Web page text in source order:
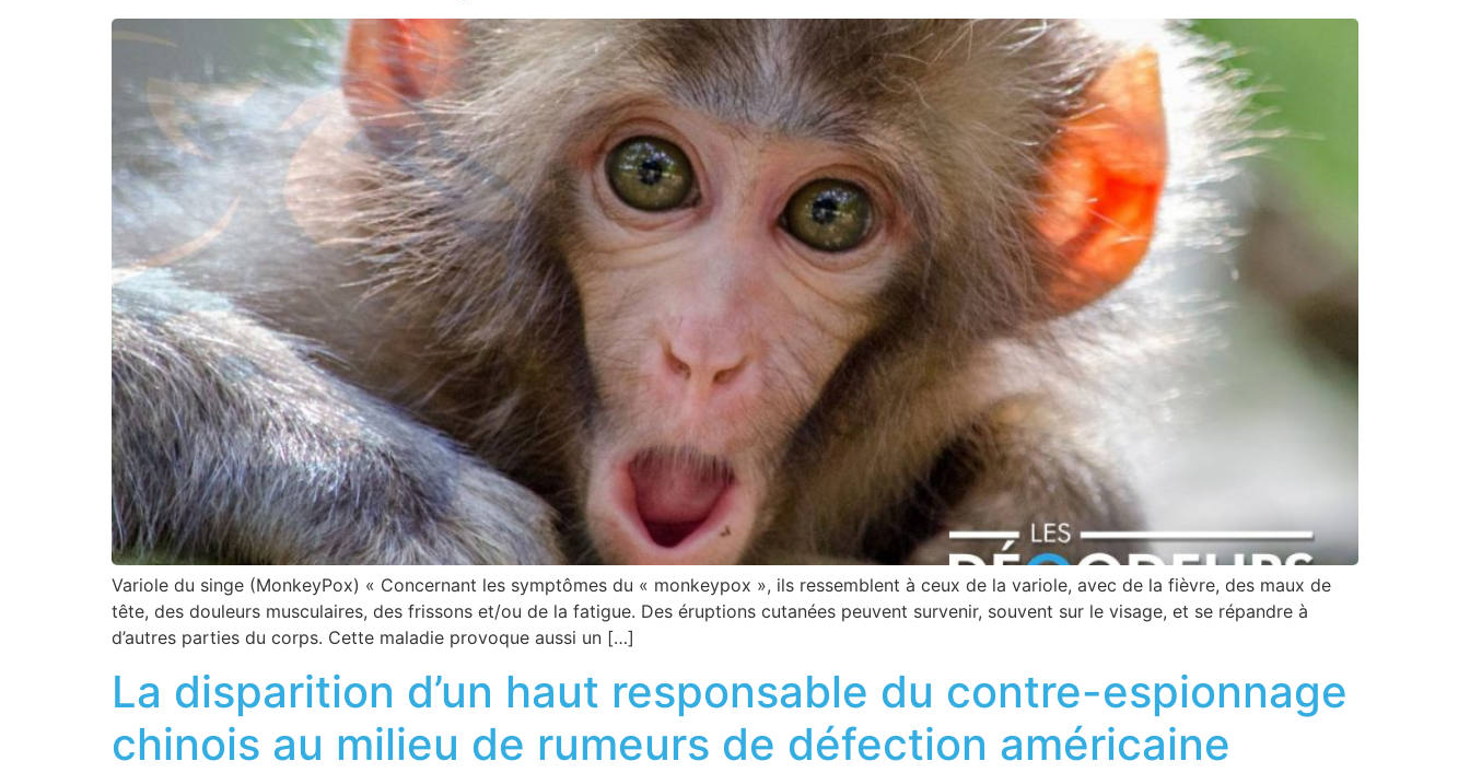
Variole du singe (MonkeyPox) « Concernant les symptômes du « monkeypox », ils ressemblent à ceux de la variole, avec de la fièvre, des maux de
tête, des douleurs musculaires, des frissons et/ou de la fatigue. Des éruptions cutanées peuvent survenir, souvent sur le visage, et se répandre à
d’autres parties du corps. Cette maladie provoque aussi un […]
La disparition d’un haut responsable du contre-espionnage
chinois au milieu de rumeurs de défection américaine